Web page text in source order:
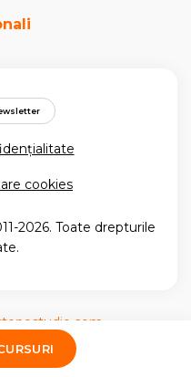
cookies
2026. Toate drepturile